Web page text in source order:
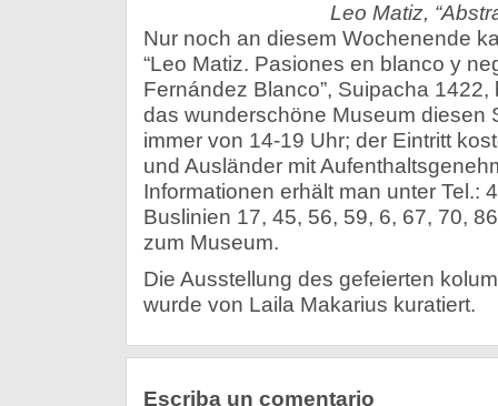
Leo Matiz,
Nur noch an diesem Wochenende
“Leo Matiz. Pasiones en blanco y
Fernández Blanco”, Suipacha
das wunderschöne Museum diesen
immer von 14-19 Uhr; der Eintritt
und Ausländer mit
Informationen erhält man unter Tel.:
Buslinien 17, 45, 56, 59, 6, 67, 70,
zum Museum.
Die Ausstellung des gefeierten
wurde von Laila Makarius kuratiert.
Escriba un comentario